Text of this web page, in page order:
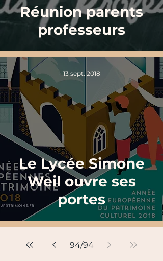
Réunion parents
professeurs
Le Lycée Simone
Weil ouvre ses
portes
13 sept. 2018
94/94